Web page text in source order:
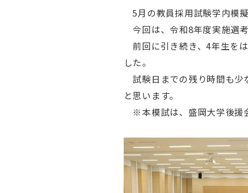
5月の教員採用試験学内模
今回は、令和8年度実施選
前回に引き続き、4年生を
した。
試験日までの残り時間も少
と思います。
※本模試は、盛岡大学後援